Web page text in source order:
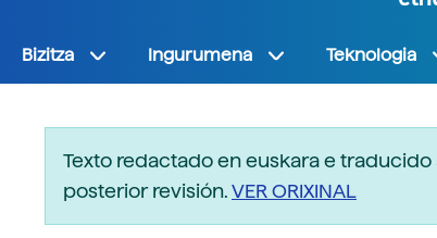
Bizitza Ingurumena Teknologia
Texto redactado en euskara e
posterior revisión.VER ORIXINAL